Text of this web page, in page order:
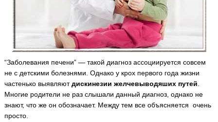
“Заболевания печени” — такой диагноз ассоциируется совсем
не с детскими болезнями. Однако у крох первого года жизни
частенько выявляютдискинезии желчевыводяших путей
Многие родители не раз слышали данный диагноз, однако не
знают, что же он обозначает. Между тем все объясняется очень
просто.